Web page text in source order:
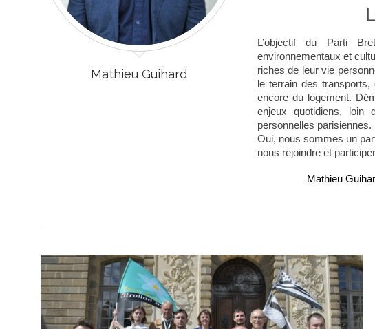
Mathieu Guihard
L’objectif du Parti
environnementaux et
riches de leur vie
le terrain des transports,
encore du logement.
enjeux quotidiens, loin
personnelles parisiennes.
Oui, nous sommes un
nous rejoindre et
Mathieu